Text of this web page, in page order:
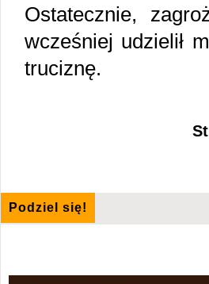
Ostatecznie,
wcześniej udzielił
truciznę.
Podziel się!